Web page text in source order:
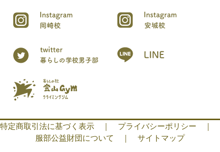
特定商取引法に基づく表示 ｜ プライバシーポリシー
｜
服部公益財団について
｜ サイトマップ